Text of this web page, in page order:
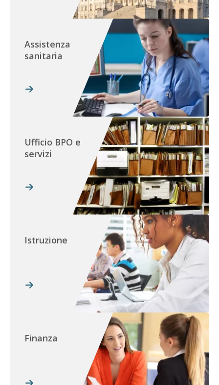
Assistenza
sanitaria
Ufficio BPO e
servizi
Istruzione
Finanza